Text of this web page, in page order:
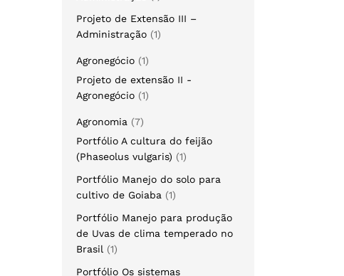
Projeto de Extensão III –
Administração
1
Agronegócio
1
Projeto de extensão II -
Agronegócio
1
Agronomia
7
Portfólio A cultura do feijão
(Phaseolus vulgaris)
1
Portfólio Manejo do solo para
cultivo de Goiaba
1
Portfólio Manejo para produção
de Uvas de clima temperado no
Brasil
1
Portfólio Os sistemas